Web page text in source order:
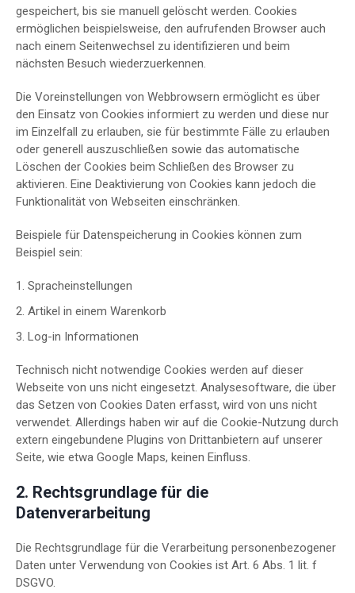
gespeichert, bis sie manuell gelöscht werden. Cookies
ermöglichen beispielsweise, den aufrufenden Browser auch
nach einem Seitenwechsel zu identifizieren und beim
nächsten Besuch wiederzuerkennen.
Die Voreinstellungen von Webbrowsern ermöglicht es über
den Einsatz von Cookies informiert zu werden und diese nur
im Einzelfall zu erlauben, sie für bestimmte Fälle zu erlauben
oder generell auszuschließen sowie das automatische
Löschen der Cookies beim Schließen des Browser zu
aktivieren. Eine Deaktivierung von Cookies kann jedoch die
Funktionalität von Webseiten einschränken.
Beispiele für Datenspeicherung in Cookies können zum
Beispiel sein:
Spracheinstellungen
Artikel in einem Warenkorb
Log-in Informationen
Technisch nicht notwendige Cookies werden auf dieser
Webseite von uns nicht eingesetzt. Analysesoftware, die über
das Setzen von Cookies Daten erfasst, wird von uns nicht
verwendet. Allerdings haben wir auf die Cookie-Nutzung durch
extern eingebundene Plugins von Drittanbietern auf unserer
Seite, wie etwa Google Maps, keinen Einfluss.
2. Rechtsgrundlage für die
Datenverarbeitung
Die Rechtsgrundlage für die Verarbeitung personenbezogener
Daten unter Verwendung von Cookies ist Art. 6 Abs. 1 lit. f
DSGVO.